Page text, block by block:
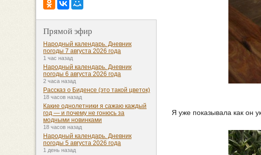
Я уже показывала как он
Прямой эфир
Народный календарь. Дневник
погоды 7 августа 2026 года
1 час назад
Народный календарь. Дневник
погоды 6 августа 2026 года
2 часа назад
Рассказ о Биденсе (это такой цветок)
18 часов назад
Какие однолетники я сажаю каждый
год — и почему не гонюсь за
модными новинками
18 часов назад
Народный календарь. Дневник
погоды 5 августа 2026 года
1 день назад